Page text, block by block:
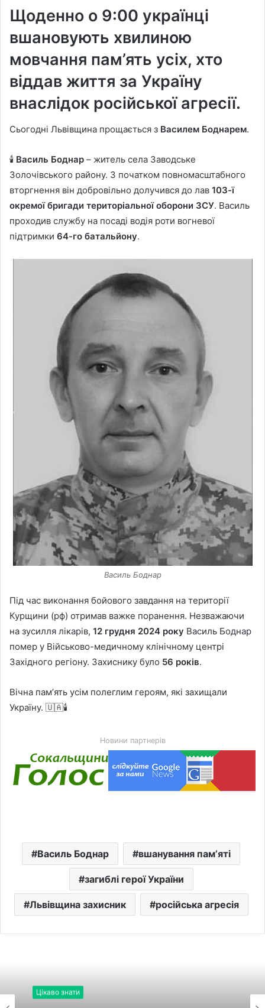
Щоденно о 9:00 українці
вшановують хвилиною
мовчання пам’ять усіх, хто
віддав життя за Україну
внаслідок російської агресії.
Сьогодні Львівщина прощається з Василем Боднарем.
🕯 Василь Боднар – житель села Заводське
Золочівського району. З початком повномасштабного
вторгнення він добровільно долучився до лав 103-ї
окремої бригади територіальної оборони ЗСУ. Василь
проходив службу на посаді водія роти вогневої
підтримки 64-го батальйону.
Василь Боднар
Під час виконання бойового завдання на території
Курщини (рф) отримав важке поранення. Незважаючи
на зусилля лікарів, 12 грудня 2024 року Василь Боднар
помер у Військово-медичному клінічному центрі
Західного регіону. Захиснику було 56 років.
Вічна памʼять усім полеглим героям, які захищали
Україну. 🇺🇦🕯
Новини партнерів
Василь Боднар вшанування памʼяті
загиблі герої України
Львівщина захисник російська агресія
Цікаво знати